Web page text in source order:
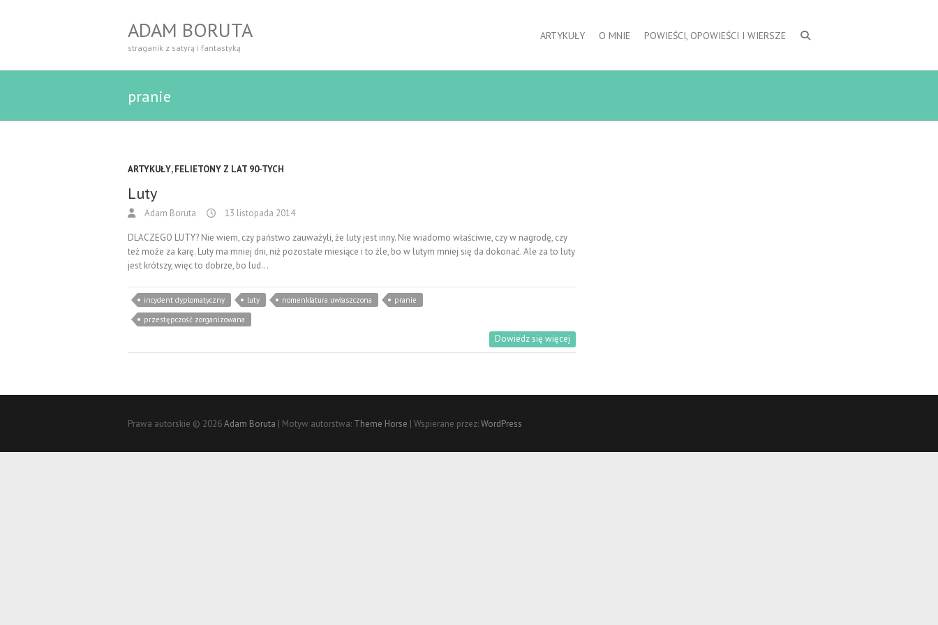
ADAM BORUTA
straganik z satyrą i fantastyką
ARTYKUŁY O MNIE POWIEŚCI, OPOWIEŚCI I WIERSZE
pranie
ARTYKUŁY,FELIETONY Z LAT 90-TYCH
Luty
Adam Boruta 13 listopada 2014
DLACZEGO LUTY? Nie wiem, czy państwo zauważyli, że luty jest inny. Nie wiadomo właściwie, czy w nagrodę, czy
też może za karę. Luty ma mniej dni, niż pozostałe miesiące i to źle, bo w lutym mniej się da dokonać. Ale za to luty
jest krótszy, więc to dobrze, bo lud…
incydent dyplomatyczny luty nomenklatura uwłaszczona
pranie
przestępczość zorganizowana
Dowiedz się więcej
Prawa autorskie © 2026Adam Boruta | Motyw autorstwa: Theme Horse | Wspierane przez:WordPress